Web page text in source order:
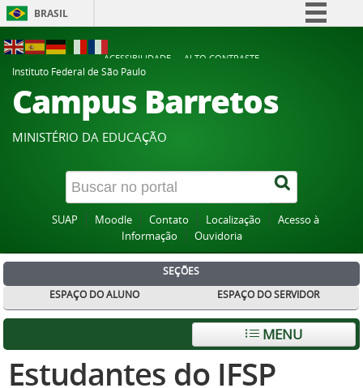
BRASIL
Participe
Acesso à informação
Canais
ACESSIBILIDADE
ALTO CONTRASTE
Instituto Federal de São Paulo
Campus Barretos
MINISTÉRIO DA EDUCAÇÃO
SUAP Moodle Contato Localização
Acesso à
Informação
Ouvidoria
SEÇÕES
ESPAÇO DO ALUNO
ESPAÇO DO SERVIDOR
MENU
Estudantes do IFSP